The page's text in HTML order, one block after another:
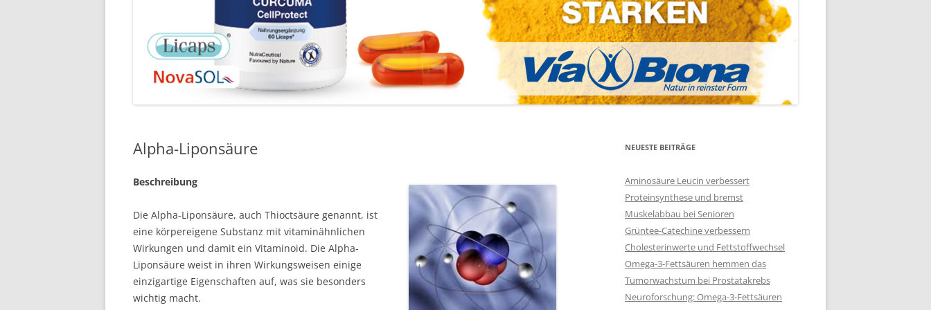
Alpha-Liponsäure
Beschreibung
Die Alpha-Liponsäure, auch Thioctsäure genannt, ist
eine körpereigene Substanz mit vitaminähnlichen
Wirkungen und damit ein Vitaminoid. Die Alpha-
Liponsäure weist in ihren Wirkungsweisen einige
einzigartige Eigenschaften auf, was sie besonders
wichtig macht.
NEUESTE BEITRÄGE
Aminosäure Leucin verbessert
Proteinsynthese und bremst
Muskelabbau bei Senioren
Grüntee-Catechine verbessern
Cholesterinwerte und Fettstoffwechsel
Omega-3-Fettsäuren hemmen das
Tumorwachstum bei Prostatakrebs
Neuroforschung: Omega-3-Fettsäuren